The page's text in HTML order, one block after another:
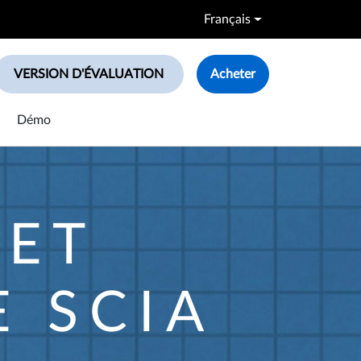
Français
search box
VERSION D'ÉVALUATION Acheter
Démo
SCIA